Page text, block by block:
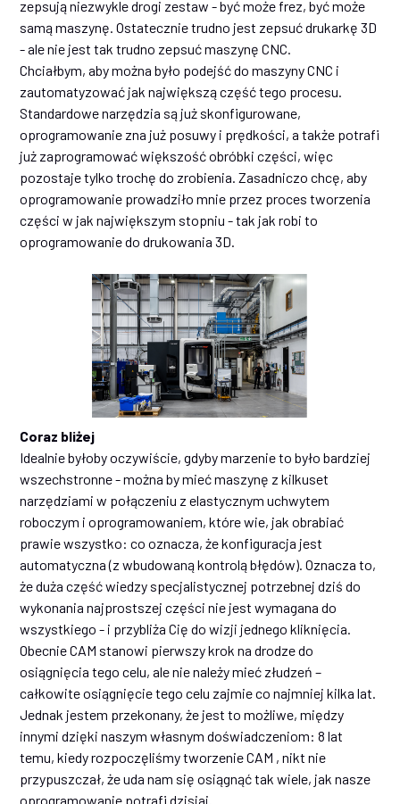
zepsują niezwykle drogi zestaw - być może frez, być może
samą maszynę. Ostatecznie trudno jest zepsuć drukarkę 3D
- ale nie jest tak trudno zepsuć maszynę CNC.
Chciałbym, aby można było podejść do maszyny CNC i
zautomatyzować jak największą część tego procesu.
Standardowe narzędzia są już skonfigurowane,
oprogramowanie zna już posuwy i prędkości, a także potrafi
już zaprogramować większość obróbki części, więc
pozostaje tylko trochę do zrobienia. Zasadniczo chcę, aby
oprogramowanie prowadziło mnie przez proces tworzenia
części w jak największym stopniu - tak jak robi to
oprogramowanie do drukowania 3D.
Coraz bliżej
Idealnie byłoby oczywiście, gdyby marzenie to było bardziej
wszechstronne - można by mieć maszynę z kilkuset
narzędziami w połączeniu z elastycznym uchwytem
roboczym i oprogramowaniem, które wie, jak obrabiać
prawie wszystko: co oznacza, że konfiguracja jest
automatyczna (z wbudowaną kontrolą błędów). Oznacza to,
że duża część wiedzy specjalistycznej potrzebnej dziś do
wykonania najprostszej części nie jest wymagana do
wszystkiego - i przybliża Cię do wizji jednego kliknięcia.
Obecnie CAM stanowi pierwszy krok na drodze do
osiągnięcia tego celu, ale nie należy mieć złudzeń –
całkowite osiągnięcie tego celu zajmie co najmniej kilka lat.
Jednak jestem przekonany, że jest to możliwe, między
innymi dzięki naszym własnym doświadczeniom: 8 lat
temu, kiedy rozpoczęliśmy tworzenie CAM , nikt nie
przypuszczał, że uda nam się osiągnąć tak wiele, jak nasze
oprogramowanie potrafi dzisiaj.